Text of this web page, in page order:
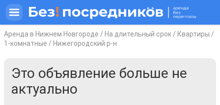
Аренда в Нижнем Новгороде / На длительный срок / Квартиры /
1-комнатные / Нижегородский р-н
Это объявление больше не
актуально